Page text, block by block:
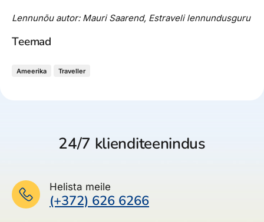
Lennunõu autor: Mauri Saarend, Estraveli lennundusguru
Teemad
Ameerika Traveller
24/7 klienditeenindus
Helista meile
(+372) 626 6266